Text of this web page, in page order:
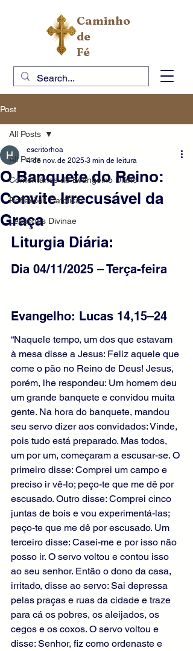
Caminho
de
Fé
Post
All Posts
Comentários do Evangelho Diário
Reflexões Católicas
Lectiones Divinae
All Posts
O Banquete do Reino:
Convite Irrecusável da
Graça
escritorhoa
4 de nov. de 2025 3 min de leitura
Liturgia Diária:
Dia 04/11/2025 – Terça-feira
Evangelho: Lucas 14,15–24
“Naquele tempo, um dos que estavam
à mesa disse a Jesus: Feliz aquele que
come o pão no Reino de Deus! Jesus,
porém, lhe respondeu: Um homem deu
um grande banquete e convidou muita
gente. Na hora do banquete, mandou
seu servo dizer aos convidados: Vinde,
pois tudo está preparado. Mas todos,
um por um, começaram a escusar-se. O
primeiro disse: Comprei um campo e
preciso ir vê-lo; peço-te que me dê por
escusado. Outro disse: Comprei cinco
juntas de bois e vou experimentá-las;
peço-te que me dê por escusado. Um
terceiro disse: Casei-me e por isso não
posso ir. O servo voltou e contou isso
ao seu senhor. Então o dono da casa,
irritado, disse ao servo: Sai depressa
pelas praças e ruas da cidade e traze
para cá os pobres, os aleijados, os
cegos e os coxos. O servo voltou e
disse: Senhor, fiz como ordenaste e